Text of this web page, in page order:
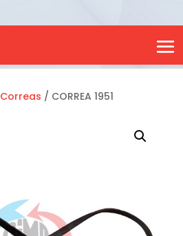
Correas / CORREA 1951